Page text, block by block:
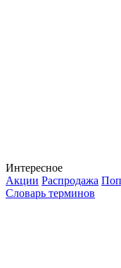
Интересное
Акции Распродажа
Словарь терминов